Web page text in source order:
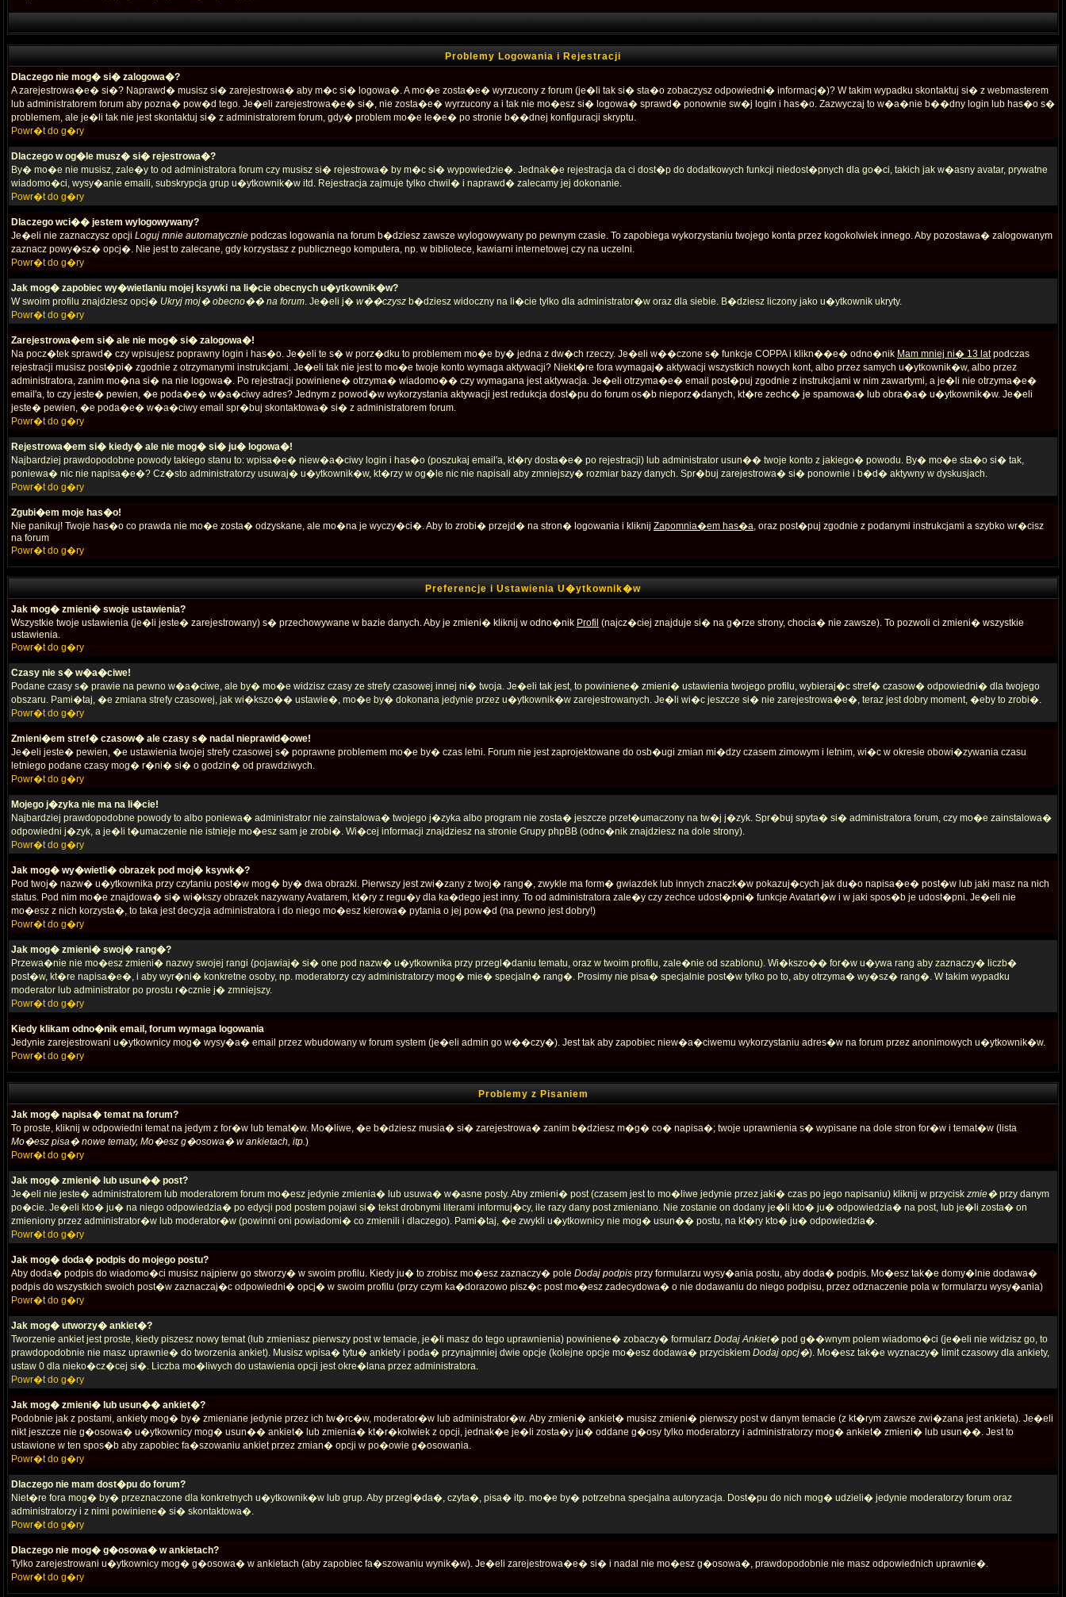
Problemy Logowania i Rejestracji
Dlaczego nie mog� si� zalogowa�?
A zarejestrowa�e� si�? Naprawd� musisz si� zarejestrowa� aby m�c si� logowa�. A mo�e zosta�e� wyrzucony z forum (je�li tak si� sta�o zobaczysz odpowiedni� informacj�)? W takim wypadku skontaktuj si� z webmasterem
lub administratorem forum aby pozna� pow�d tego. Je�eli zarejestrowa�e� si�, nie zosta�e� wyrzucony a i tak nie mo�esz si� logowa� sprawd� ponownie sw�j login i has�o. Zazwyczaj to w�a�nie b��dny login lub has�o s�
problemem, ale je�li tak nie jest skontaktuj si� z administratorem forum, gdy� problem mo�e le�e� po stronie b��dnej konfiguracji skryptu.
Powr�t do g�ry
Dlaczego w og�le musz� si� rejestrowa�?
By� mo�e nie musisz, zale�y to od administratora forum czy musisz si� rejestrowa� by m�c si� wypowiedzie�. Jednak�e rejestracja da ci dost�p do dodatkowych funkcji niedost�pnych dla go�ci, takich jak w�asny avatar, prywatne
wiadomo�ci, wysy�anie emaili, subskrypcja grup u�ytkownik�w itd. Rejestracja zajmuje tylko chwil� i naprawd� zalecamy jej dokonanie.
Powr�t do g�ry
Dlaczego wci�� jestem wylogowywany?
Je�eli nie zaznaczysz opcji Loguj mnie automatycznie podczas logowania na forum b�dziesz zawsze wylogowywany po pewnym czasie. To zapobiega wykorzystaniu twojego konta przez kogokolwiek innego. Aby pozostawa� zalogowanym
zaznacz powy�sz� opcj�. Nie jest to zalecane, gdy korzystasz z publicznego komputera, np. w bibliotece, kawiarni internetowej czy na uczelni.
Powr�t do g�ry
Jak mog� zapobiec wy�wietlaniu mojej ksywki na li�cie obecnych u�ytkownik�w?
W swoim profilu znajdziesz opcj� Ukryj moj� obecno�� na forum. Je�eli j� w��czysz b�dziesz widoczny na li�cie tylko dla administrator�w oraz dla siebie. B�dziesz liczony jako u�ytkownik ukryty.
Powr�t do g�ry
Zarejestrowa�em si� ale nie mog� si� zalogowa�!
Na pocz�tek sprawd� czy wpisujesz poprawny login i has�o. Je�eli te s� w porz�dku to problemem mo�e by� jedna z dw�ch rzeczy. Je�eli w��czone s� funkcje COPPA i klikn��e� odno�nik Mam mniej ni� 13 latpodczas
rejestracji musisz post�pi� zgodnie z otrzymanymi instrukcjami. Je�eli tak nie jest to mo�e twoje konto wymaga aktywacji? Niekt�re fora wymagaj� aktywacji wszystkich nowych kont, albo przez samych u�ytkownik�w, albo przez
administratora, zanim mo�na si� na nie logowa�. Po rejestracji powiniene� otrzyma� wiadomo�� czy wymagana jest aktywacja. Je�eli otrzyma�e� email post�puj zgodnie z instrukcjami w nim zawartymi, a je�li nie otrzyma�e�
email'a, to czy jeste� pewien, �e poda�e� w�a�ciwy adres? Jednym z powod�w wykorzystania aktywacji jest redukcja dost�pu do forum os�b nieporz�danych, kt�re zechc� je spamowa� lub obra�a� u�ytkownik�w. Je�eli
jeste� pewien, �e poda�e� w�a�ciwy email spr�buj skontaktowa� si� z administratorem forum.
Powr�t do g�ry
Rejestrowa�em si� kiedy� ale nie mog� si� ju� logowa�!
Najbardziej prawdopodobne powody takiego stanu to: wpisa�e� niew�a�ciwy login i has�o (poszukaj email'a, kt�ry dosta�e� po rejestracji) lub administrator usun�� twoje konto z jakiego� powodu. By� mo�e sta�o si� tak,
poniewa� nic nie napisa�e�? Cz�sto administratorzy usuwaj� u�ytkownik�w, kt�rzy w og�le nic nie napisali aby zmniejszy� rozmiar bazy danych. Spr�buj zarejestrowa� si� ponownie i b�d� aktywny w dyskusjach.
Powr�t do g�ry
Zgubi�em moje has�o!
Nie panikuj! Twoje has�o co prawda nie mo�e zosta� odzyskane, ale mo�na je wyczy�ci�. Aby to zrobi� przejd� na stron� logowania i kliknij Zapomnia�em has�a, oraz post�puj zgodnie z podanymi instrukcjami a szybko wr�cisz
na forum
Powr�t do g�ry
Preferencje i Ustawienia U�ytkownik�w
Jak mog� zmieni� swoje ustawienia?
Wszystkie twoje ustawienia (je�li jeste� zarejestrowany) s� przechowywane w bazie danych. Aby je zmieni� kliknij w odno�nik Profil (najcz�ciej znajduje si� na g�rze strony, chocia� nie zawsze). To pozwoli ci zmieni� wszystkie
ustawienia.
Powr�t do g�ry
Czasy nie s� w�a�ciwe!
Podane czasy s� prawie na pewno w�a�ciwe, ale by� mo�e widzisz czasy ze strefy czasowej innej ni� twoja. Je�eli tak jest, to powiniene� zmieni� ustawienia twojego profilu, wybieraj�c stref� czasow� odpowiedni� dla twojego
obszaru. Pami�taj, �e zmiana strefy czasowej, jak wi�kszo�� ustawie�, mo�e by� dokonana jedynie przez u�ytkownik�w zarejestrowanych. Je�li wi�c jeszcze si� nie zarejestrowa�e�, teraz jest dobry moment, �eby to zrobi�.
Powr�t do g�ry
Zmieni�em stref� czasow� ale czasy s� nadal nieprawid�owe!
Je�eli jeste� pewien, �e ustawienia twojej strefy czasowej s� poprawne problemem mo�e by� czas letni. Forum nie jest zaprojektowane do osb�ugi zmian mi�dzy czasem zimowym i letnim, wi�c w okresie obowi�zywania czasu
letniego podane czasy mog� r�ni� si� o godzin� od prawdziwych.
Powr�t do g�ry
Mojego j�zyka nie ma na li�cie!
Najbardziej prawdopodobne powody to albo poniewa� administrator nie zainstalowa� twojego j�zyka albo program nie zosta� jeszcze przet�umaczony na tw�j j�zyk. Spr�buj spyta� si� administratora forum, czy mo�e zainstalowa�
odpowiedni j�zyk, a je�li t�umaczenie nie istnieje mo�esz sam je zrobi�. Wi�cej informacji znajdziesz na stronie Grupy phpBB (odno�nik znajdziesz na dole strony).
Powr�t do g�ry
Jak mog� wy�wietli� obrazek pod moj� ksywk�?
Pod twoj� nazw� u�ytkownika przy czytaniu post�w mog� by� dwa obrazki. Pierwszy jest zwi�zany z twoj� rang�, zwykle ma form� gwiazdek lub innych znaczk�w pokazuj�cych jak du�o napisa�e� post�w lub jaki masz na nich
status. Pod nim mo�e znajdowa� si� wi�kszy obrazek nazywany Avatarem, kt�ry z regu�y dla ka�dego jest inny. To od administratora zale�y czy zechce udost�pni� funkcje Avatart�w i w jaki spos�b je udost�pni. Je�eli nie
mo�esz z nich korzysta�, to taka jest decyzja administratora i do niego mo�esz kierowa� pytania o jej pow�d (na pewno jest dobry!)
Powr�t do g�ry
Jak mog� zmieni� swoj� rang�?
Przewa�nie nie mo�esz zmieni� nazwy swojej rangi (pojawiaj� si� one pod nazw� u�ytkownika przy przegl�daniu tematu, oraz w twoim profilu, zale�nie od szablonu). Wi�kszo�� for�w u�ywa rang aby zaznaczy� liczb�
post�w, kt�re napisa�e�, i aby wyr�ni� konkretne osoby, np. moderatorzy czy administratorzy mog� mie� specjaln� rang�. Prosimy nie pisa� specjalnie post�w tylko po to, aby otrzyma� wy�sz� rang�. W takim wypadku
moderator lub administrator po prostu r�cznie j� zmniejszy.
Powr�t do g�ry
Kiedy klikam odno�nik email, forum wymaga logowania
Jedynie zarejestrowani u�ytkownicy mog� wysy�a� email przez wbudowany w forum system (je�eli admin go w��czy�). Jest tak aby zapobiec niew�a�ciwemu wykorzystaniu adres�w na forum przez anonimowych u�ytkownik�w.
Powr�t do g�ry
Problemy z Pisaniem
Jak mog� napisa� temat na forum?
To proste, kliknij w odpowiedni temat na jedym z for�w lub temat�w. Mo�liwe, �e b�dziesz musia� si� zarejestrowa� zanim b�dziesz m�g� co� napisa�; twoje uprawnienia s� wypisane na dole stron for�w i temat�w (lista
Mo�esz pisa� nowe tematy, Mo�esz g�osowa� w ankietach, itp.)
Powr�t do g�ry
Jak mog� zmieni� lub usun�� post?
Je�eli nie jeste� administratorem lub moderatorem forum mo�esz jedynie zmienia� lub usuwa� w�asne posty. Aby zmieni� post (czasem jest to mo�liwe jedynie przez jaki� czas po jego napisaniu) kliknij w przycisk zmie�przy danym
po�cie. Je�eli kto� ju� na niego odpowiedzia� po edycji pod postem pojawi si� tekst drobnymi literami informuj�cy, ile razy dany post zmieniano. Nie zostanie on dodany je�li kto� ju� odpowiedzia� na post, lub je�li zosta� on
zmieniony przez administrator�w lub moderator�w (powinni oni powiadomi� co zmienili i dlaczego). Pami�taj, �e zwykli u�ytkownicy nie mog� usun�� postu, na kt�ry kto� ju� odpowiedzia�.
Powr�t do g�ry
Jak mog� doda� podpis do mojego postu?
Aby doda� podpis do wiadomo�ci musisz najpierw go stworzy� w swoim profilu. Kiedy ju� to zrobisz mo�esz zaznaczy� pole Dodaj podpis przy formularzu wysy�ania postu, aby doda� podpis. Mo�esz tak�e domy�lnie dodawa�
podpis do wszystkich swoich post�w zaznaczaj�c odpowiedni� opcj� w swoim profilu (przy czym ka�dorazowo pisz�c post mo�esz zadecydowa� o nie dodawaniu do niego podpisu, przez odznaczenie pola w formularzu wysy�ania)
Powr�t do g�ry
Jak mog� utworzy� ankiet�?
Tworzenie ankiet jest proste, kiedy piszesz nowy temat (lub zmieniasz pierwszy post w temacie, je�li masz do tego uprawnienia) powiniene� zobaczy� formularz Dodaj Ankiet�pod g��wnym polem wiadomo�ci (je�eli nie widzisz go, to
prawdopodobnie nie masz uprawnie� do tworzenia ankiet). Musisz wpisa� tytu� ankiety i poda� przynajmniej dwie opcje (kolejne opcje mo�esz dodawa� przyciskiem Dodaj opcj�). Mo�esz tak�e wyznaczy� limit czasowy dla ankiety,
ustaw 0 dla nieko�cz�cej si�. Liczba mo�liwych do ustawienia opcji jest okre�lana przez administratora.
Powr�t do g�ry
Jak mog� zmieni� lub usun�� ankiet�?
Podobnie jak z postami, ankiety mog� by� zmieniane jedynie przez ich tw�rc�w, moderator�w lub administrator�w. Aby zmieni� ankiet� musisz zmieni� pierwszy post w danym temacie (z kt�rym zawsze zwi�zana jest ankieta). Je�eli
nikt jeszcze nie g�osowa� u�ytkownicy mog� usun�� ankiet� lub zmienia� kt�r�kolwiek z opcji, jednak�e je�li zosta�y ju� oddane g�osy tylko moderatorzy i administratorzy mog� ankiet� zmieni� lub usun��. Jest to
ustawione w ten spos�b aby zapobiec fa�szowaniu ankiet przez zmian� opcji w po�owie g�osowania.
Powr�t do g�ry
Dlaczego nie mam dost�pu do forum?
Niet�re fora mog� by� przeznaczone dla konkretnych u�ytkownik�w lub grup. Aby przegl�da�, czyta�, pisa� itp. mo�e by� potrzebna specjalna autoryzacja. Dost�pu do nich mog� udzieli� jedynie moderatorzy forum oraz
administratorzy i z nimi powiniene� si� skontaktowa�.
Powr�t do g�ry
Dlaczego nie mog� g�osowa� w ankietach?
Tylko zarejestrowani u�ytkownicy mog� g�osowa� w ankietach (aby zapobiec fa�szowaniu wynik�w). Je�eli zarejestrowa�e� si� i nadal nie mo�esz g�osowa�, prawdopodobnie nie masz odpowiednich uprawnie�.
Powr�t do g�ry